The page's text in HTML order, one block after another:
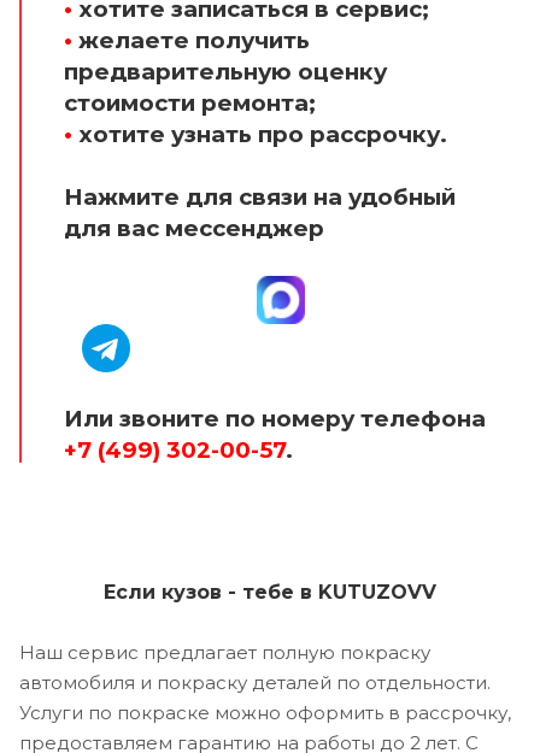
• хотите записаться в сервис;
• желаете получить
предварительную оценку
стоимости ремонта;
• хотите узнать про рассрочку.
Нажмите для связи на удобный
для вас мессенджер
Или звоните по номеру телефона
+7 (499) 302-00-57.
Если кузов - тебе в KUTUZOVV
Наш сервис предлагает полную покраску
автомобиля и покраску деталей по отдельности.
Услуги по покраске можно оформить в рассрочку,
предоставляем гарантию на работы до 2 лет. С